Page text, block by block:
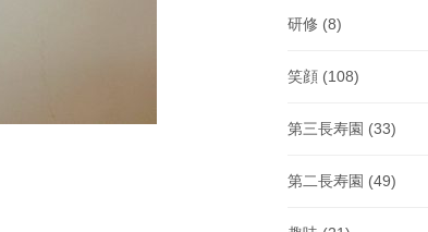
研修 (8)
笑顔 (108)
第三長寿園 (33)
第二長寿園 (49)